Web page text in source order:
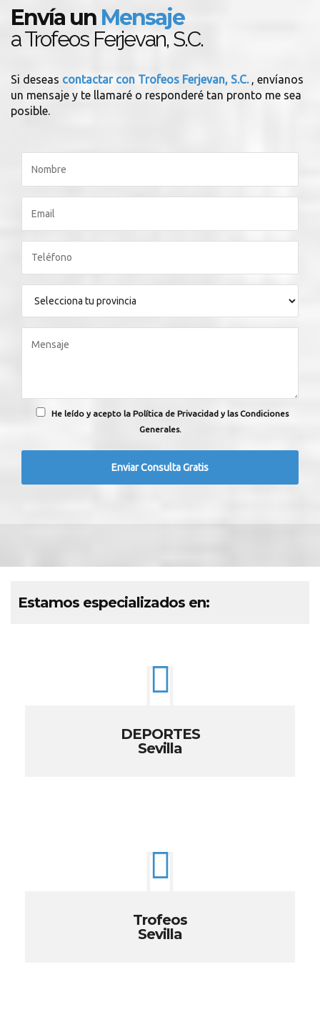
Envía un Mensaje
a Trofeos Ferjevan, S.C.
Si deseas contactar con Trofeos Ferjevan, S.C. , envíanos
un mensaje y te llamaré o responderé tan pronto me sea
posible.
He leído y acepto la Política de Privacidad y las Condiciones
Generales.
Estamos especializados en:
DEPORTES
Sevilla
Trofeos
Sevilla